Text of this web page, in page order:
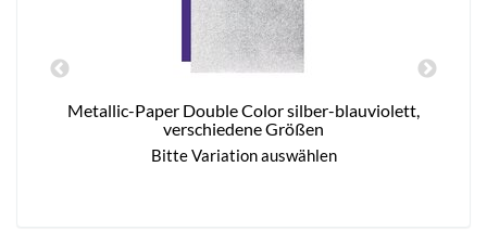
Metallic-Paper Double Color silber-blauviolett,
verschiedene Größen
Bitte Variation auswählen